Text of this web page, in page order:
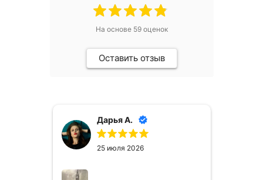
На основе 59оценок
Оставить отзыв
Дарья А.
25 июля 2026